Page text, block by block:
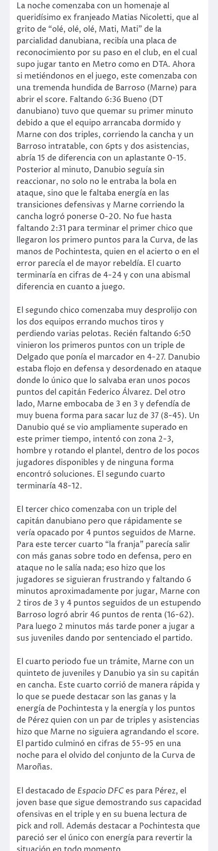
La noche comenzaba con un homenaje al
queridísimo ex franjeado Matias Nicoletti, que al
grito de “olé, olé, olé, Mati, Mati” de la
parcialidad danubiana, recibía una placa de
reconocimiento por su paso en el club, en el cual
supo jugar tanto en Metro como en DTA. Ahora
si metiéndonos en el juego, este comenzaba con
una tremenda hundida de Barroso (Marne) para
abrir el score. Faltando 6:36 Bueno (DT
danubiano) tuvo que quemar su primer minuto
debido a que el equipo arrancaba dormido y
Marne con dos triples, corriendo la cancha y un
Barroso intratable, con 6pts y dos asistencias,
abría 15 de diferencia con un aplastante 0-15.
Posterior al minuto, Danubio seguía sin
reaccionar, no solo no le entraba la bola en
ataque, sino que le faltaba energía en las
transiciones defensivas y Marne corriendo la
cancha logró ponerse 0-20. No fue hasta
faltando 2:31 para terminar el primer chico que
llegaron los primero puntos para la Curva, de las
manos de Pochintesta, quien en el acierto o en el
error parecía el de mayor rebeldía. El cuarto
terminaría en cifras de 4-24 y con una abismal
diferencia en cuanto a juego.
El segundo chico comenzaba muy desprolijo con
los dos equipos errando muchos tiros y
perdiendo varias pelotas. Recién faltando 6:50
vinieron los primeros puntos con un triple de
Delgado que ponía el marcador en 4-27. Danubio
estaba flojo en defensa y desordenado en ataque
donde lo único que lo salvaba eran unos pocos
puntos del capitán Federico Álvarez. Del otro
lado, Marne embocaba de 3 en 3 y defendía de
muy buena forma para sacar luz de 37 (8-45). Un
Danubio qué se vio ampliamente superado en
este primer tiempo, intentó con zona 2-3,
hombre y rotando el plantel, dentro de los pocos
jugadores disponibles y de ninguna forma
encontró soluciones. El segundo cuarto
terminaría 48-12.
El tercer chico comenzaba con un triple del
capitán danubiano pero que rápidamente se
vería opacado por 4 puntos seguidos de Marne.
Para este tercer cuarto “la franja” parecía salir
con más ganas sobre todo en defensa, pero en
ataque no le salía nada; eso hizo que los
jugadores se siguieran frustrando y faltando 6
minutos aproximadamente por jugar, Marne con
2 tiros de 3 y 4 puntos seguidos de un estupendo
Barroso logró abrir 46 puntos de renta (16-62).
Para luego 2 minutos más tarde poner a jugar a
sus juveniles dando por sentenciado el partido.
El cuarto periodo fue un trámite, Marne con un
quinteto de juveniles y Danubio ya sin su capitán
en cancha. Este cuarto corrió de manera rápida y
lo que se puede destacar son las ganas y la
energía de Pochintesta y la energía y los puntos
de Pérez quien con un par de triples y asistencias
hizo que Marne no siguiera agrandando el score.
El partido culminó en cifras de 55-95 en una
noche para el olvido del conjunto de la Curva de
Maroñas.
El destacado de Espacio DFC es para Pérez, el
joven base que sigue demostrando sus capacidad
ofensivas en el triple y en su buena lectura de
pick and roll. Además destacar a Pochintesta que
pareció ser el único con energía para revertir la